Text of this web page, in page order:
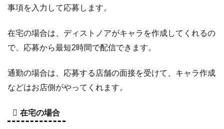
事項を入力して応募します。
在宅の場合は、ディストノアがキャラを作成してくれるの
で、応募から最短2時間で配信できます。
通勤の場合は、応募する店舗の面接を受けて、キャラ作成
などはお店側がやってくれます。
在宅の場合